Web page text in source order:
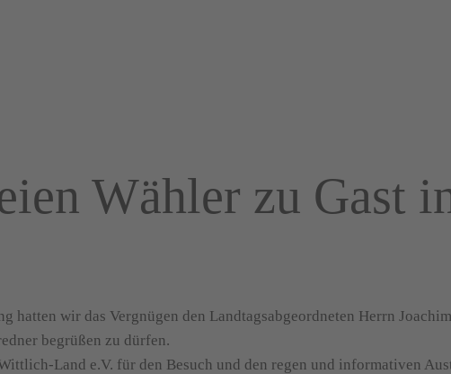
Wähler zu Gast
hatten wir das Vergnügen den Landtagsabgeordneten Herrn
begrüßen zu dürfen.
Land e.V. für den Besuch und den regen und informativen